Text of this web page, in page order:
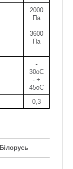
2000
Па
3600
Па
-
30оС
- +
45оС
0,3
Білорусь